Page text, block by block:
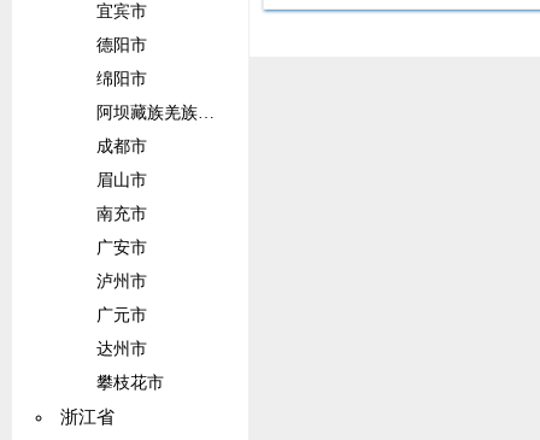
宜宾市
德阳市
绵阳市
阿坝藏族羌族自治州
成都市
眉山市
南充市
广安市
泸州市
广元市
达州市
攀枝花市
浙江省
伤保险（以